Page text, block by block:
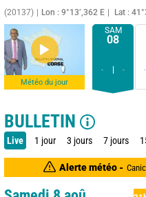
(20137) Lon : 9°13’,362 E Lat :
Météo du jour
SAM
08
- - -
BULLETIN
Live 1 jour 3 jours 7 jours
Alerte météo -